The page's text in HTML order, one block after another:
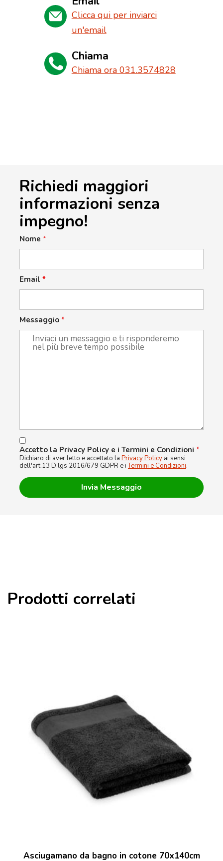
Clicca qui per inviarci
un'email
Chiama
Chiama ora 031.3574828
Richiedi maggiori
informazioni senza
impegno!
Nome *
Email *
Messaggio *
Accetto la Privacy Policy e i Termini e Condizioni *
Dichiaro di aver letto e accettato la Privacy Policy ai sensi
dell'art.13 D.lgs 2016/679 GDPR e iTermini e Condizioni.
Prodotti correlati
Asciugamano da bagno in cotone 70x140cm